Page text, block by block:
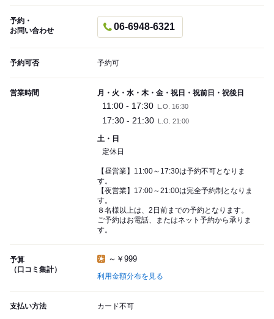
予約・
お問い合わせ
06-6948-6321
予約可否 予約可
営業時間 月・火・水・木・金・祝日・祝前日・祝後日
11:00 - 17:30 L.O. 16:30
17:30 - 21:30 L.O. 21:00
土・日
定休日
【昼営業】11:00～17:30は予約不可となりま
す。
【夜営業】17:00～21:00は完全予約制となりま
す。
８名様以上は、2日前までの予約となります。
ご予約はお電話、またはネット予約から承りま
す。
予算
（口コミ集計）
～￥999
利用金額分布を見る
支払い方法 カード不可